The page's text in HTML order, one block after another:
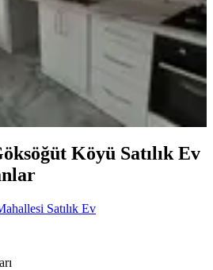
Geri Dönüş: 12 yıl
Köyü Satılık Ev
Satılık Ev